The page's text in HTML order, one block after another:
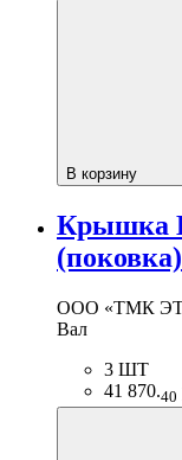
В корзину
Крышка
(поковка)
ООО «ТМК
Вал
3 ШТ
41 870.40